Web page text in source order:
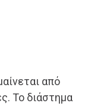
από
Το διάστημα